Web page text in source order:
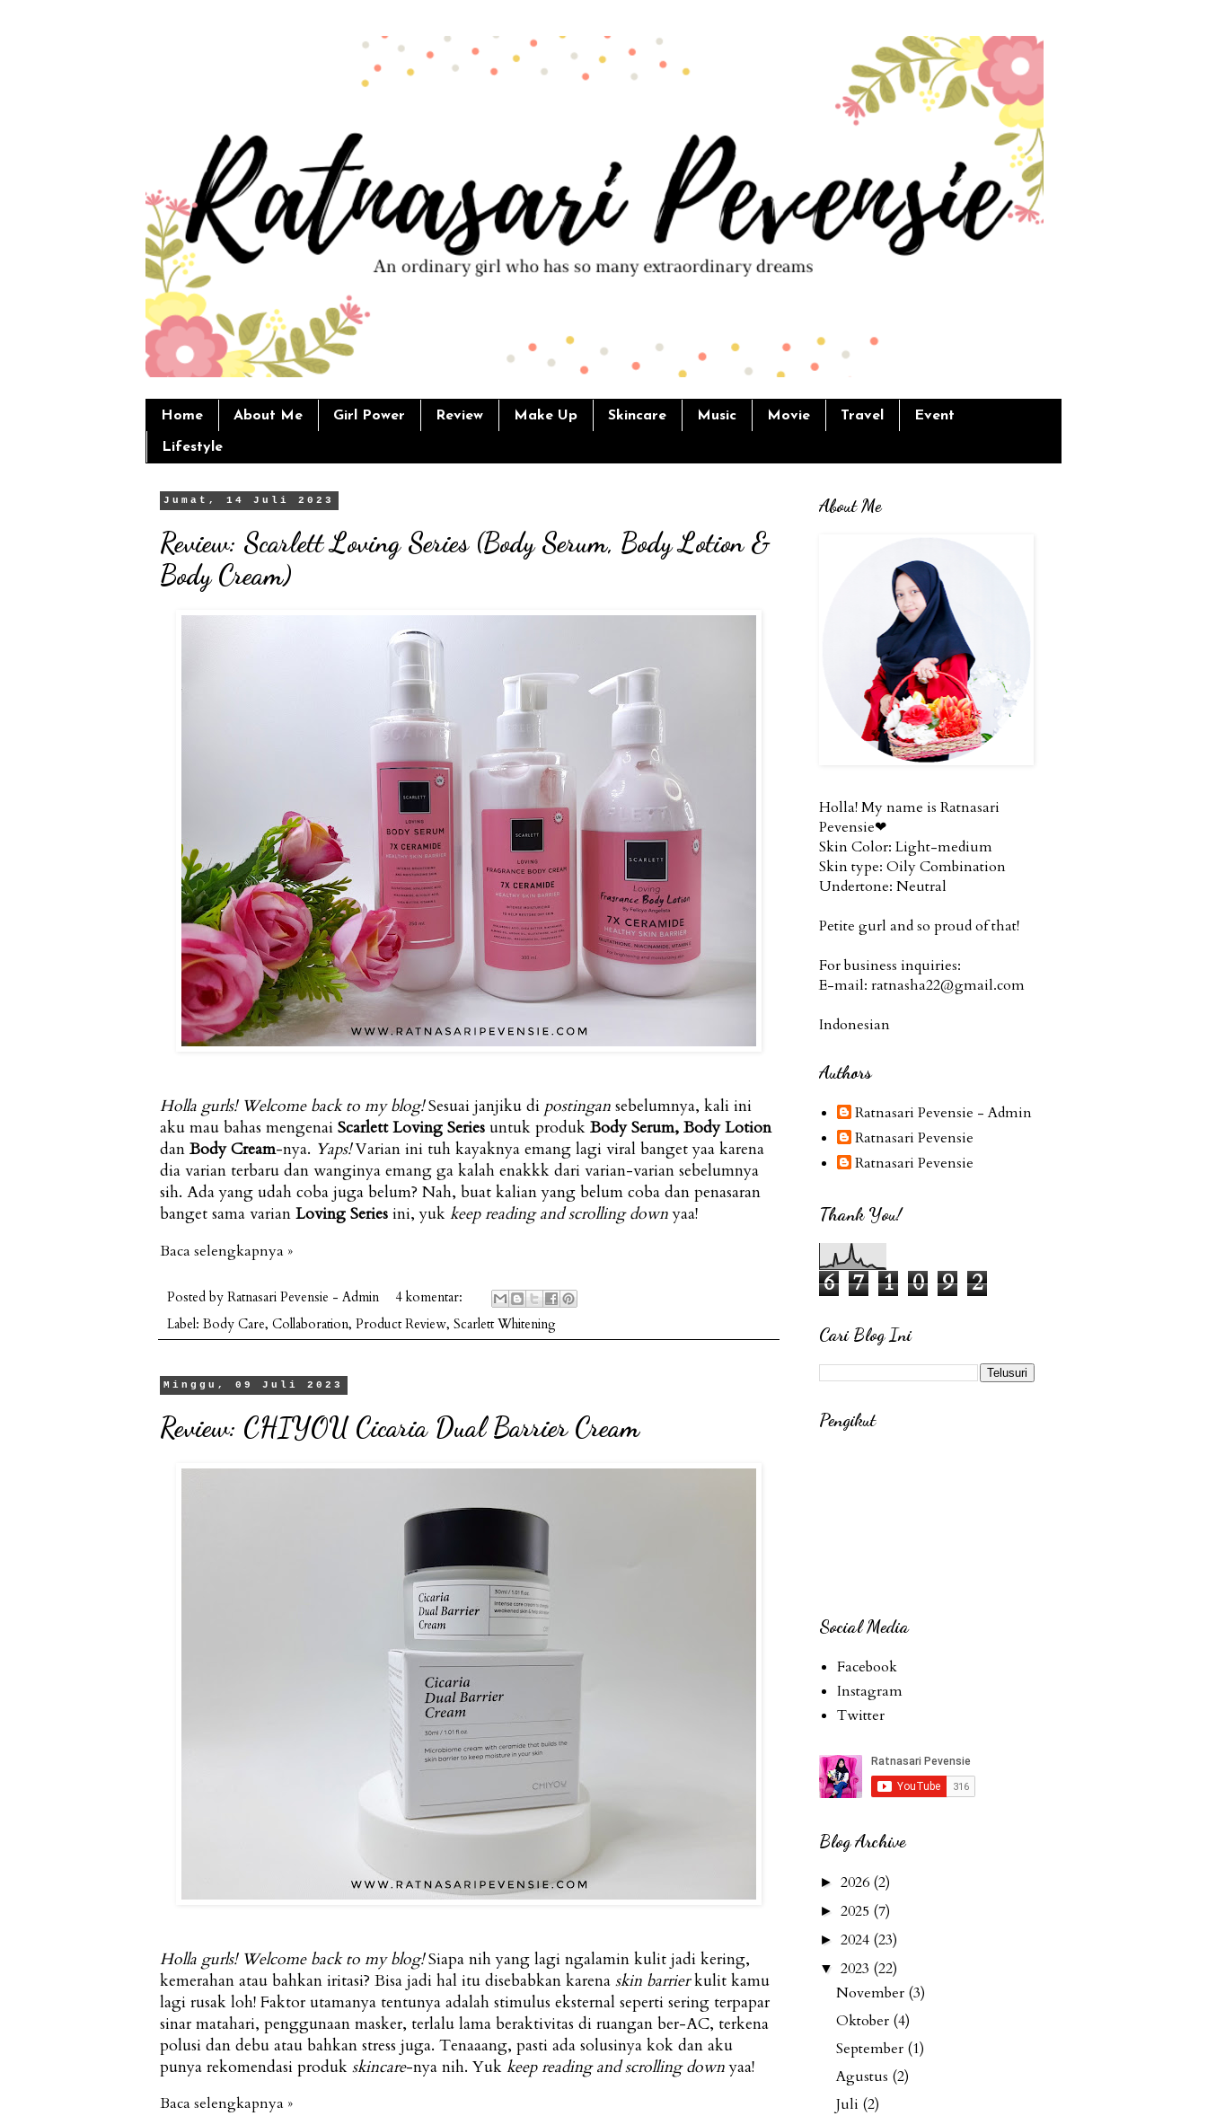
Home About Me Girl Power Review Make Up Skincare Music Movie Travel Event
Lifestyle
Jumat, 14 Juli 2023
Review: Scarlett Loving Series (Body Serum, Body Lotion &
Body Cream)
Holla gurls! Welcome back to my blog!Sesuai janjiku di postingan sebelumnya, kali ini
aku mau bahas mengenai Scarlett Loving Series untuk produk Body Serum, Body Lotion
dan Body Cream-nya. Yaps!Varian ini tuh kayaknya emang lagi viral banget yaa karena
dia varian terbaru dan wanginya emang ga kalah enakkk dari varian-varian sebelumnya
sih. Ada yang udah coba juga belum? Nah, buat kalian yang belum coba dan penasaran
banget sama varian Loving Series ini, yuk keep reading and scrolling downyaa!
Baca selengkapnya »
Posted by Ratnasari Pevensie - Admin
4 komentar:
Label: Body Care, Collaboration, Product Review, Scarlett Whitening
Minggu, 09 Juli 2023
Review: CHIYOU Cicaria Dual Barrier Cream
Holla gurls! Welcome back to my blog!Siapa nih yang lagi ngalamin kulit jadi kering,
kemerahan atau bahkan iritasi? Bisa jadi hal itu disebabkan karena skin barrierkulit kamu
lagi rusak loh! Faktor utamanya tentunya adalah stimulus eksternal seperti sering terpapar
sinar matahari, penggunaan masker, terlalu lama beraktivitas di ruangan ber-AC, terkena
polusi dan debu atau bahkan stress juga. Tenaaang, pasti ada solusinya kok dan aku
punya rekomendasi produk skincare-nya nih. Yuk keep reading and scrolling downyaa!
Baca selengkapnya »
About Me
Holla! My name is Ratnasari
Pevensie❤
Skin Color: Light-medium
Skin type: Oily Combination
Undertone: Neutral
Petite gurl and so proud of that!
For business inquiries:
E-mail: ratnasha22@gmail.com
Indonesian
Authors
Ratnasari Pevensie - Admin
Ratnasari Pevensie
Ratnasari Pevensie
Thank You!
6 7 1 0 9 2
Cari Blog Ini
Pengikut
Social Media
Facebook
Instagram
Twitter
Blog Archive
► 2026 (2)
► 2025 (7)
► 2024 (23)
▼ 2023 (22)
November (3)
Oktober (4)
September (1)
Agustus (2)
Juli (2)